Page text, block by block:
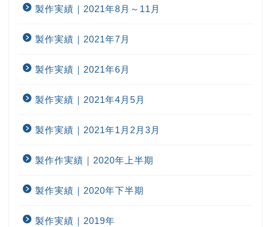
製作実績｜2021年8月～11月
製作実績｜2021年7月
製作実績｜2021年6月
製作実績｜2021年4月5月
製作実績｜2021年1月2月3月
製作作実績｜2020年上半期
製作実績｜2020年下半期
製作実績｜2019年